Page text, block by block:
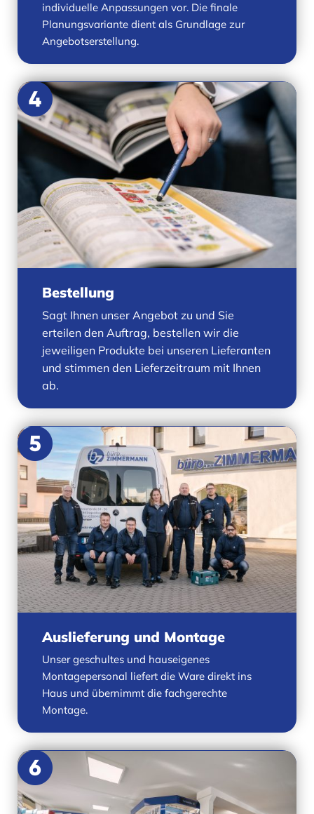
individuelle Anpassungen vor. Die finale
Planungsvariante dient als Grundlage zur
Angebotserstellung.
Bestellung
Sagt Ihnen unser Angebot zu und Sie
erteilen den Auftrag, bestellen wir die
jeweiligen Produkte bei unseren Lieferanten
und stimmen den Lieferzeitraum mit Ihnen
ab.
Auslieferung und Montage
Unser geschultes und hauseigenes
Montagepersonal liefert die Ware direkt ins
Haus und übernimmt die fachgerechte
Montage.